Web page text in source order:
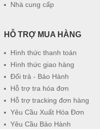
Nhà cung cấp
HỖ TRỢ MUA HÀNG
Hình thức thanh toán
Hình thức giao hàng
Đổi trả - Bảo Hành
Hỗ trợ tra hóa đơn
Hỗ trợ tracking đơn hàng
Yêu Cầu Xuất Hóa Đơn
Yêu Cầu Bảo Hành